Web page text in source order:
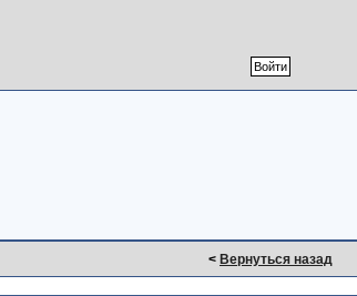
< Вернуться назад